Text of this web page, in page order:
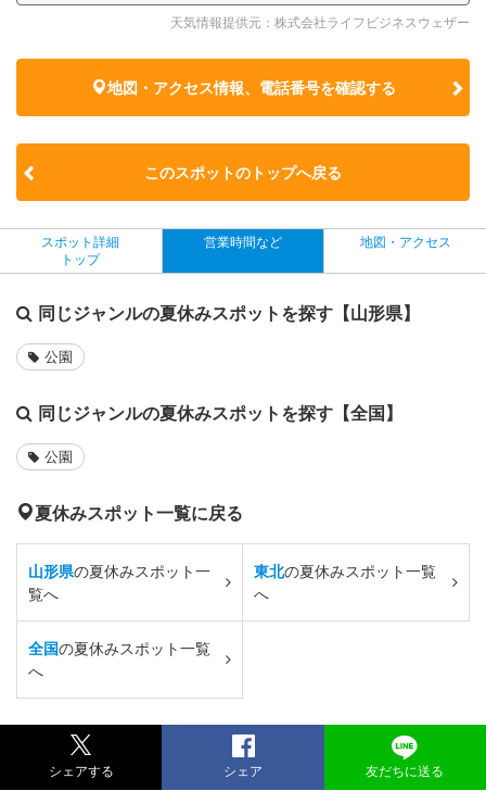
天気情報提供元：株式会社ライフビジネスウェザー
地図・アクセス情報、電話番号を確認する
このスポットのトップへ戻る
スポット詳細
トップ
営業時間など 地図・アクセス
同じジャンルの夏休みスポットを探す【山形県】
公園
同じジャンルの夏休みスポットを探す【全国】
公園
夏休みスポット一覧に戻る
山形県の夏休みスポット一
覧へ
東北の夏休みスポット一覧
へ
全国の夏休みスポット一覧
へ
シェアする シェア 友だちに送る